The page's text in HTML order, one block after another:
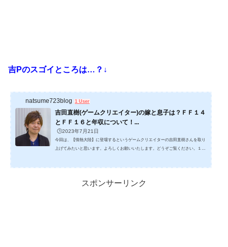
吉Pのスゴイところは…？↓
natsume723blog 1 User
吉田直樹(ゲームクリエイター)の嫁と息子は？ＦＦ１４
とＦＦ１６と年収について！...
🕒️2023年7月21日
今回は、【情熱大陸】に登場するというゲームクリエイターの吉田直樹さんを取り
上げてみたいと思います。よろしくお願いいたします。どうぞご覧ください。１，
します。 ボンバーマンとかを作っていて、デザイン性を認められたようです。その
スポンサーリンク